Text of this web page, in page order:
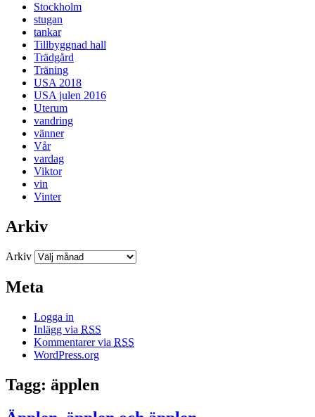
Stockholm
stugan
tankar
Tillbyggnad hall
Trädgård
Träning
USA 2018
USA julen 2016
Uterum
vandring
vänner
Vår
vardag
Viktor
vin
Vinter
Arkiv
Arkiv
Meta
Logga in
Inlägg via RSS
Kommentarer via RSS
WordPress.org
Tagg: äpplen